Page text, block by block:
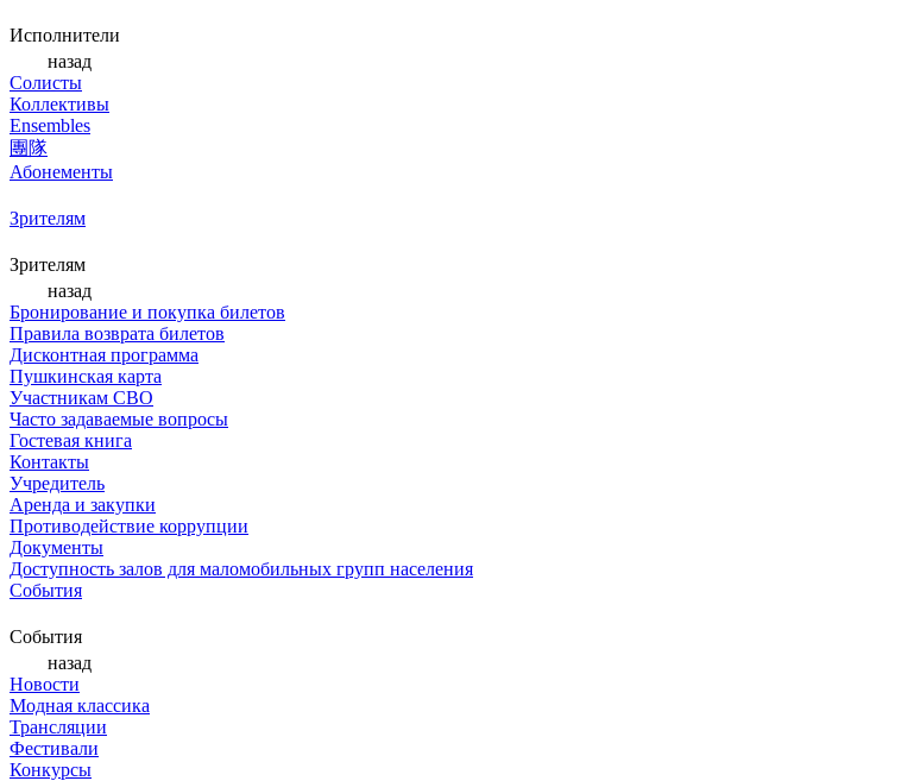
Исполнители
назад
Солисты
Коллективы
Ensembles
團隊
Абонементы
Зрителям
Зрителям
назад
Бронирование и покупка билетов
Правила возврата билетов
Дисконтная программа
Пушкинская карта
Участникам СВО
Часто задаваемые вопросы
Гостевая книга
Контакты
Учредитель
Аренда и закупки
Противодействие коррупции
Документы
Доступность залов для маломобильных групп населения
События
События
назад
Новости
Модная классика
Трансляции
Фестивали
Конкурсы